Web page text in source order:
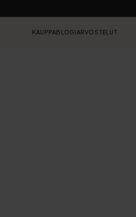
KAUPPABLOGI ARVOSTELUT